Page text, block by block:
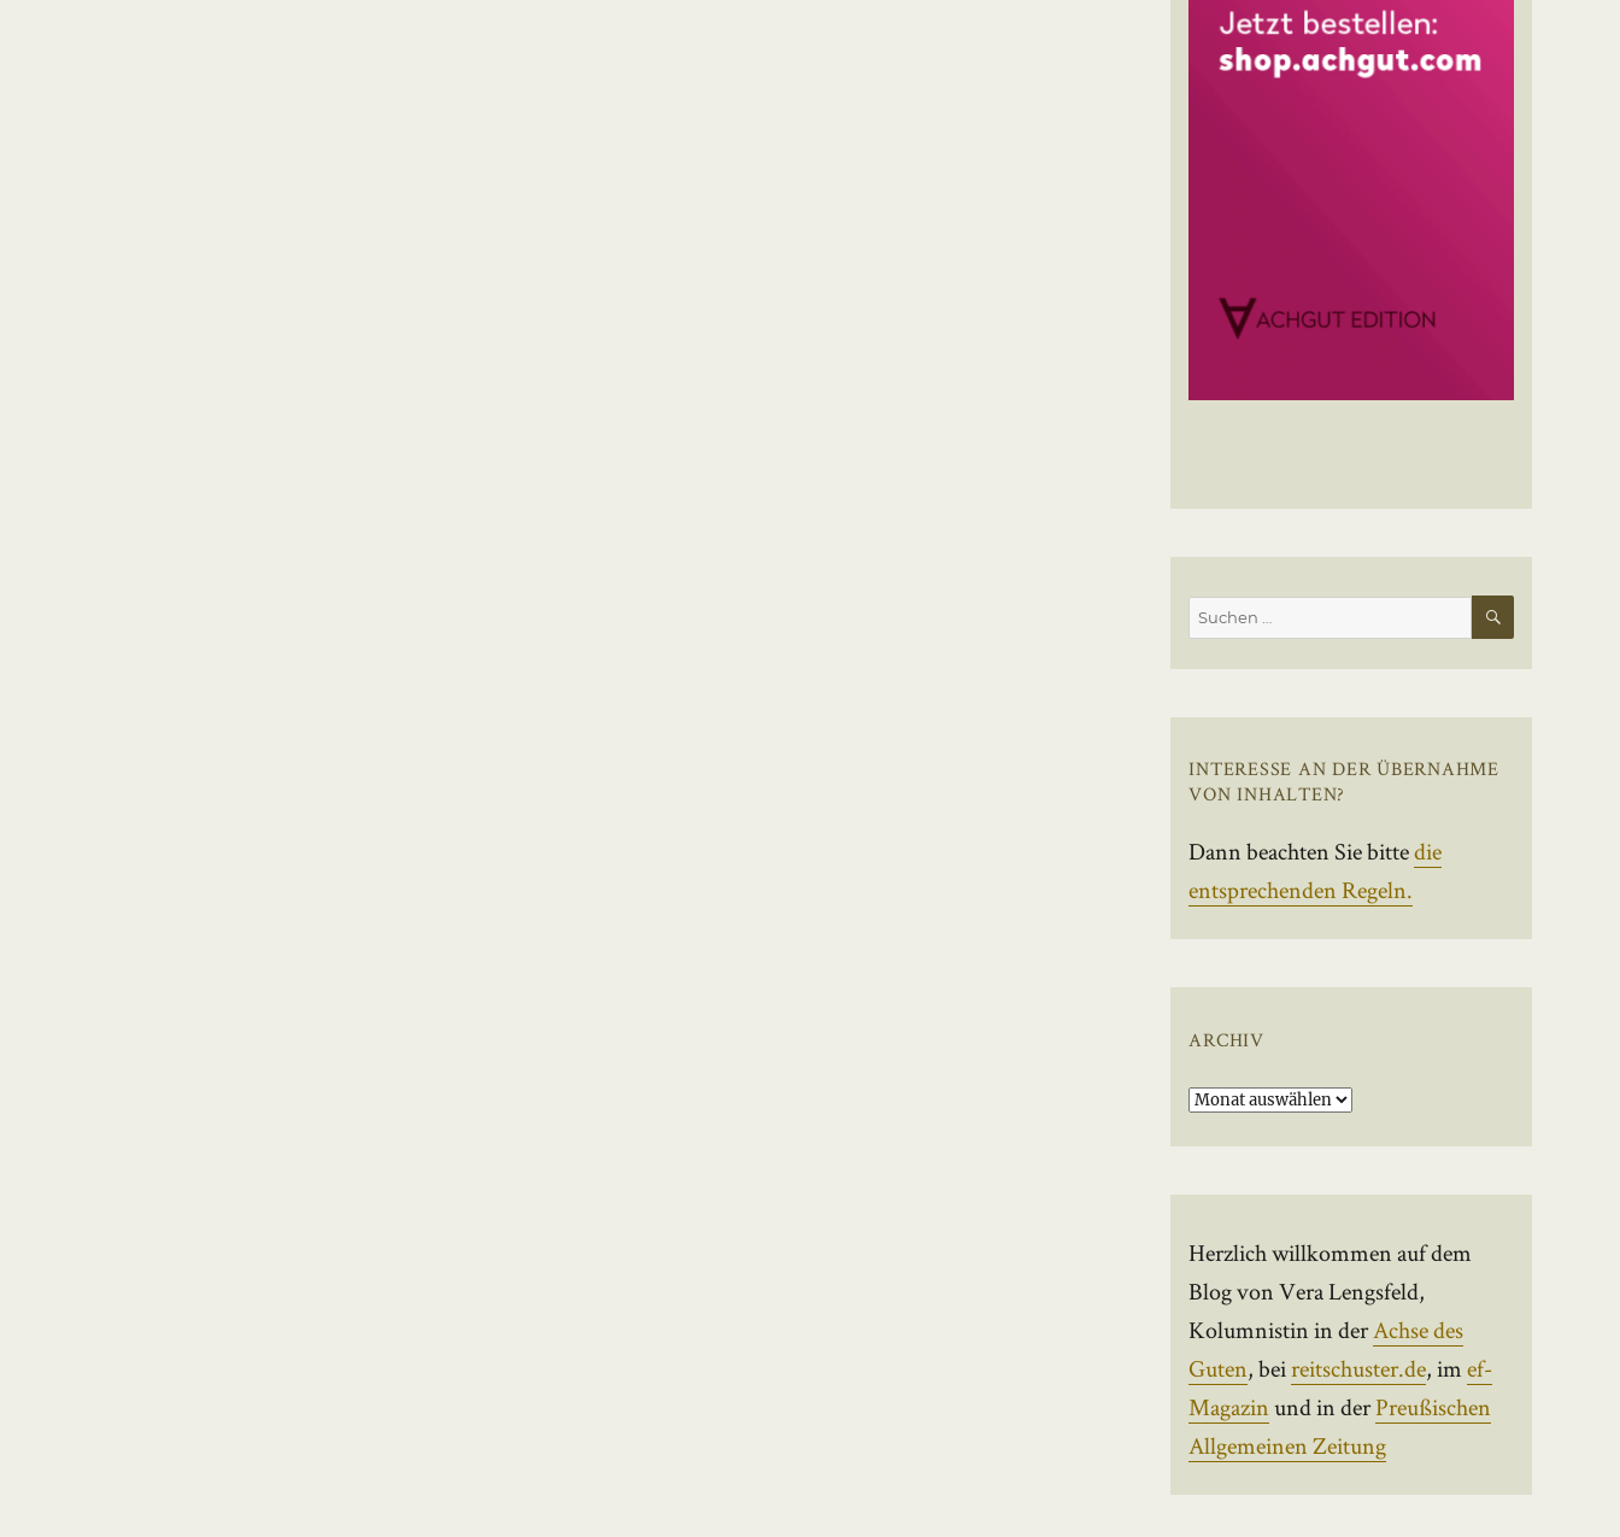
Suchen
SUCHEN
INTERESSE AN DER ÜBERNAHME
VON INHALTEN?
Dann beachten Sie bittedie
entsprechenden Regeln.
ARCHIV
Archiv
Herzlich willkommen auf dem
Blog von Vera Lengsfeld,
Kolumnistin in derAchse des
Guten, beireitschuster.de, imef-
Magazinund in derPreußischen
Allgemeinen Zeitung